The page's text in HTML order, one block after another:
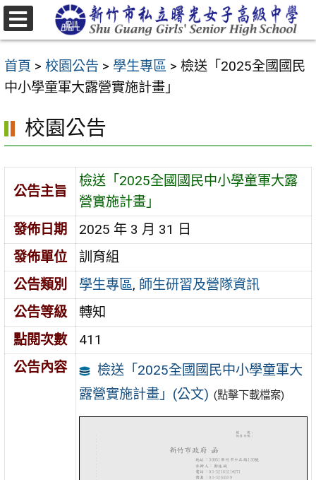
跳
至
要
內
區
首頁 > 校園公告 > 學生專區 > 檢送「2025全國國民
中小學童軍大露營實施計畫」
校園公告
公告主旨
檢送「2025全國國民中小學童軍大露
營實施計畫」
發佈日期
2025 年 3 月 31 日
發佈單位
訓育組
公告類別
學生專區, 師生研習及營隊資訊
公告等級
轉知
點閱次數
411
公告內容
檢送「2025全國國民中小學童軍大
露營實施計畫」(公文) (點擊下載檔案)
選
單